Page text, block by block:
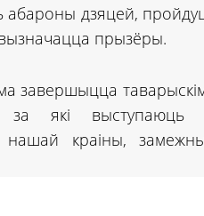
дзяцей,
прызёры.
завершыцца
які выступаюць
краіны,